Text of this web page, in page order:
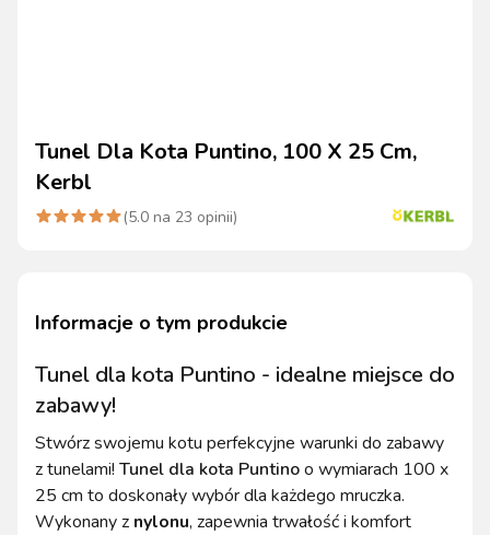
Tunel Dla Kota Puntino, 100 X 25 Cm,
Kerbl
(5.0 na 23 opinii)
Informacje o tym produkcie
Tunel dla kota Puntino - idealne miejsce do
zabawy!
Stwórz swojemu kotu perfekcyjne warunki do zabawy
z tunelami! Tunel dla kota Puntinoo wymiarach 100 x
25 cm to doskonały wybór dla każdego mruczka.
Wykonany z nylonu, zapewnia trwałość i komfort